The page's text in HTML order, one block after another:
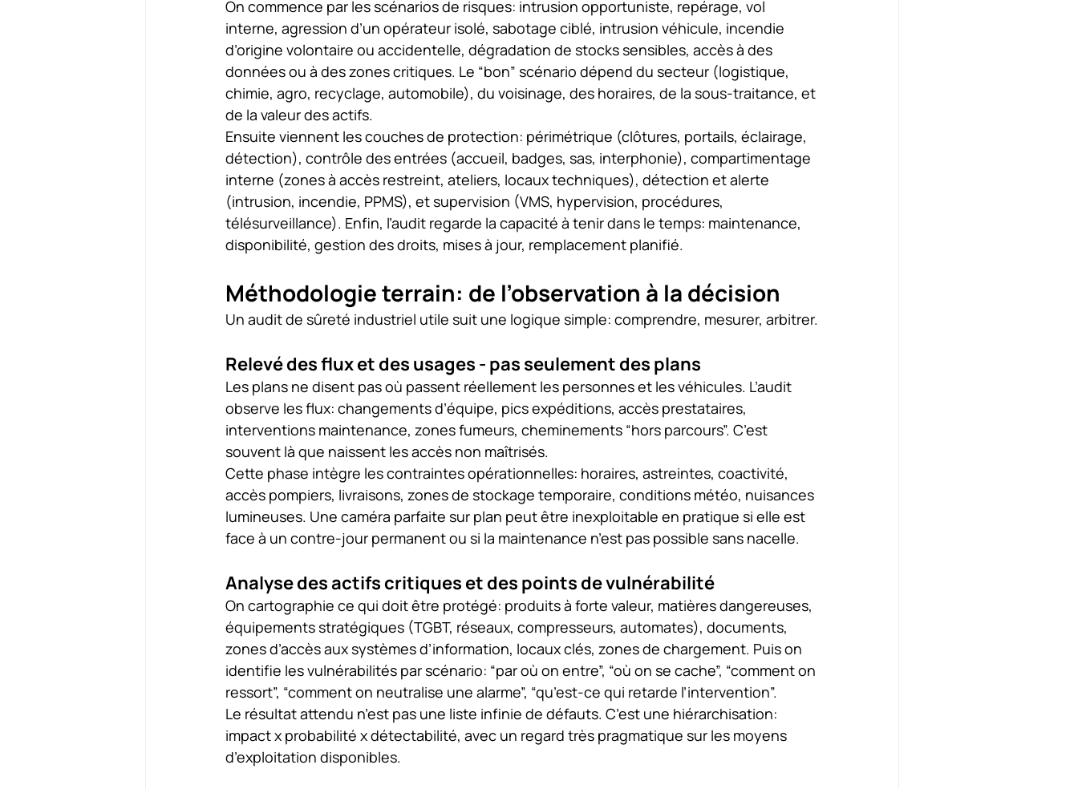
On commence par les scénarios de risques: intrusion opportuniste, repérage, vol
interne, agression d’un opérateur isolé, sabotage ciblé, intrusion véhicule, incendie
d’origine volontaire ou accidentelle, dégradation de stocks sensibles, accès à des
données ou à des zones critiques. Le “bon” scénario dépend du secteur (logistique,
chimie, agro, recyclage, automobile), du voisinage, des horaires, de la sous-traitance, et
de la valeur des actifs.
Ensuite viennent les couches de protection: périmétrique (clôtures, portails, éclairage,
détection), contrôle des entrées (accueil, badges, sas, interphonie), compartimentage
interne (zones à accès restreint, ateliers, locaux techniques), détection et alerte
(intrusion, incendie, PPMS), et supervision (VMS, hypervision, procédures,
télésurveillance). Enfin, l’audit regarde la capacité à tenir dans le temps: maintenance,
disponibilité, gestion des droits, mises à jour, remplacement planifié.
Méthodologie terrain: de l’observation à la décision
Un audit de sûreté industriel utile suit une logique simple: comprendre, mesurer, arbitrer.
Relevé des flux et des usages - pas seulement des plans
Les plans ne disent pas où passent réellement les personnes et les véhicules. L’audit
observe les flux: changements d’équipe, pics expéditions, accès prestataires,
interventions maintenance, zones fumeurs, cheminements “hors parcours”. C’est
souvent là que naissent les accès non maîtrisés.
Cette phase intègre les contraintes opérationnelles: horaires, astreintes, coactivité,
accès pompiers, livraisons, zones de stockage temporaire, conditions météo, nuisances
lumineuses. Une caméra parfaite sur plan peut être inexploitable en pratique si elle est
face à un contre-jour permanent ou si la maintenance n’est pas possible sans nacelle.
Analyse des actifs critiques et des points de vulnérabilité
On cartographie ce qui doit être protégé: produits à forte valeur, matières dangereuses,
équipements stratégiques (TGBT, réseaux, compresseurs, automates), documents,
zones d’accès aux systèmes d’information, locaux clés, zones de chargement. Puis on
identifie les vulnérabilités par scénario: “par où on entre”, “où on se cache”, “comment on
ressort”, “comment on neutralise une alarme”, “qu’est-ce qui retarde l’intervention”.
Le résultat attendu n’est pas une liste infinie de défauts. C’est une hiérarchisation:
impact x probabilité x détectabilité, avec un regard très pragmatique sur les moyens
d’exploitation disponibles.